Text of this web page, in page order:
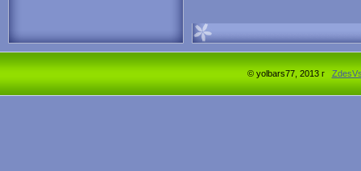
© yolbars77, 2013 г